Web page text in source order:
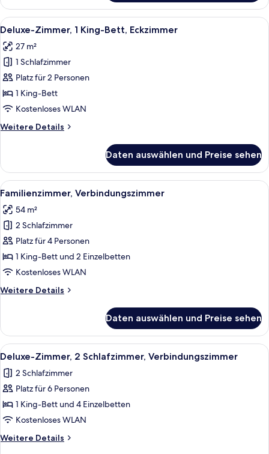
Triple
Room
Alle
Fotos
für
Deluxe-
Zimmer,
1 King-
Bett,
anzeigen
Ein Hotelzimmer mit Bett,
6
Deluxe-Zimmer, 1 King-Bett, Eckzimmer
27 m²
1 Schlafzimmer
Platz für 2 Personen
1 King-Bett
Kostenloses WLAN
Weitere Details
Weitere
Zimmer,
1 King-
Bett,
Daten auswählen und Preise sehen
Alle
Fotos
für
Familienzimmer,
Verbindungszimmer
anzeigen
Zimmersafe, Schreibtisch,
10
Familienzimmer, Verbindungszimmer
54 m²
2 Schlafzimmer
Platz für 4 Personen
1 King-Bett und 2 Einzelbetten
Kostenloses WLAN
Weitere Details
Weitere
Verbindungszimmer
Daten auswählen und Preise sehen
Alle
Fotos
für
Deluxe-
Zimmer,
2 Schlafzimmer,
Verbindungszimmer
anzeigen
Ein Hotelzimmer mit zwei Betten,
7
Deluxe-Zimmer, 2 Schlafzimmer, Verbindungszimmer
2 Schlafzimmer
Platz für 6 Personen
1 King-Bett und 4 Einzelbetten
Kostenloses WLAN
Weitere Details
Weitere